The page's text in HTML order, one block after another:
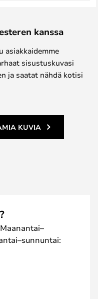
kanssa
asiakkaidemme
sisustuskuvasi
ja saatat nähdä kotisi
KUVIA